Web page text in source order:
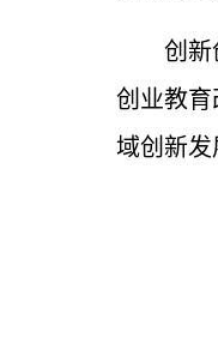
创新
创业教
域创新发